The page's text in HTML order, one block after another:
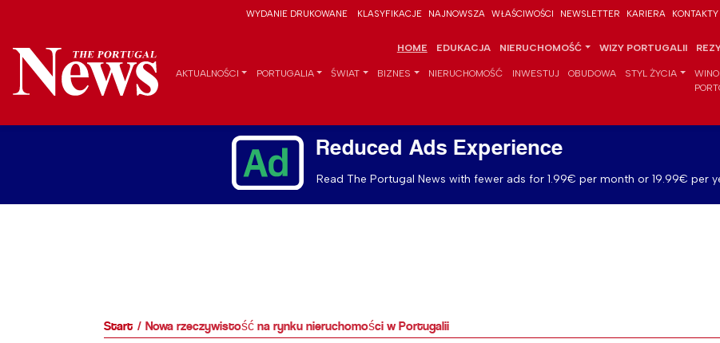
WYDANIE DRUKOWANE KLASYFIKACJE NAJNOWSZA WŁAŚCIWOŚCI NEWSLETTER KARIERA KONTAKTY
HOME EDUKACJA NIERUCHOMOŚĆ WIZY PORTUGALII
AKTUALNOŚCI PORTUGALIA ŚWIAT BIZNES NIERUCHOMOŚĆ INWESTUJ OBUDOWA STYL ŻYCIA
WINO
Reduced Ads Experience
Read The Portugal News with fewer ads for 1.99€ per month or 19.99€ per
Start Nowa rzeczywistość na rynku nieruchomości w Portugalii